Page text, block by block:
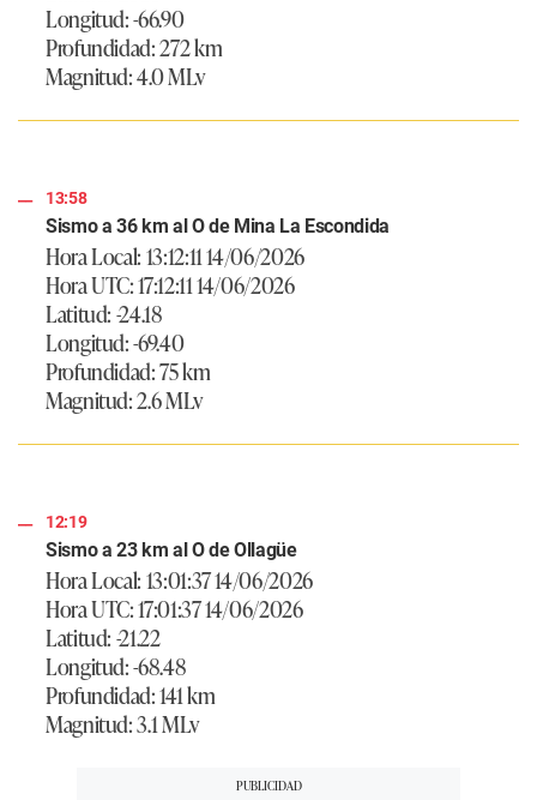
Longitud: -66.90
Profundidad: 272 km
Magnitud: 4.0 MLv
13:58
Sismo a 36 km al O de Mina La Escondida
Hora Local: 13:12:11 14/06/2026
Hora UTC: 17:12:11 14/06/2026
Latitud: -24.18
Longitud: -69.40
Profundidad: 75 km
Magnitud: 2.6 MLv
12:19
Sismo a 23 km al O de Ollagüe
Hora Local: 13:01:37 14/06/2026
Hora UTC: 17:01:37 14/06/2026
Latitud: -21.22
Longitud: -68.48
Profundidad: 141 km
Magnitud: 3.1 MLv